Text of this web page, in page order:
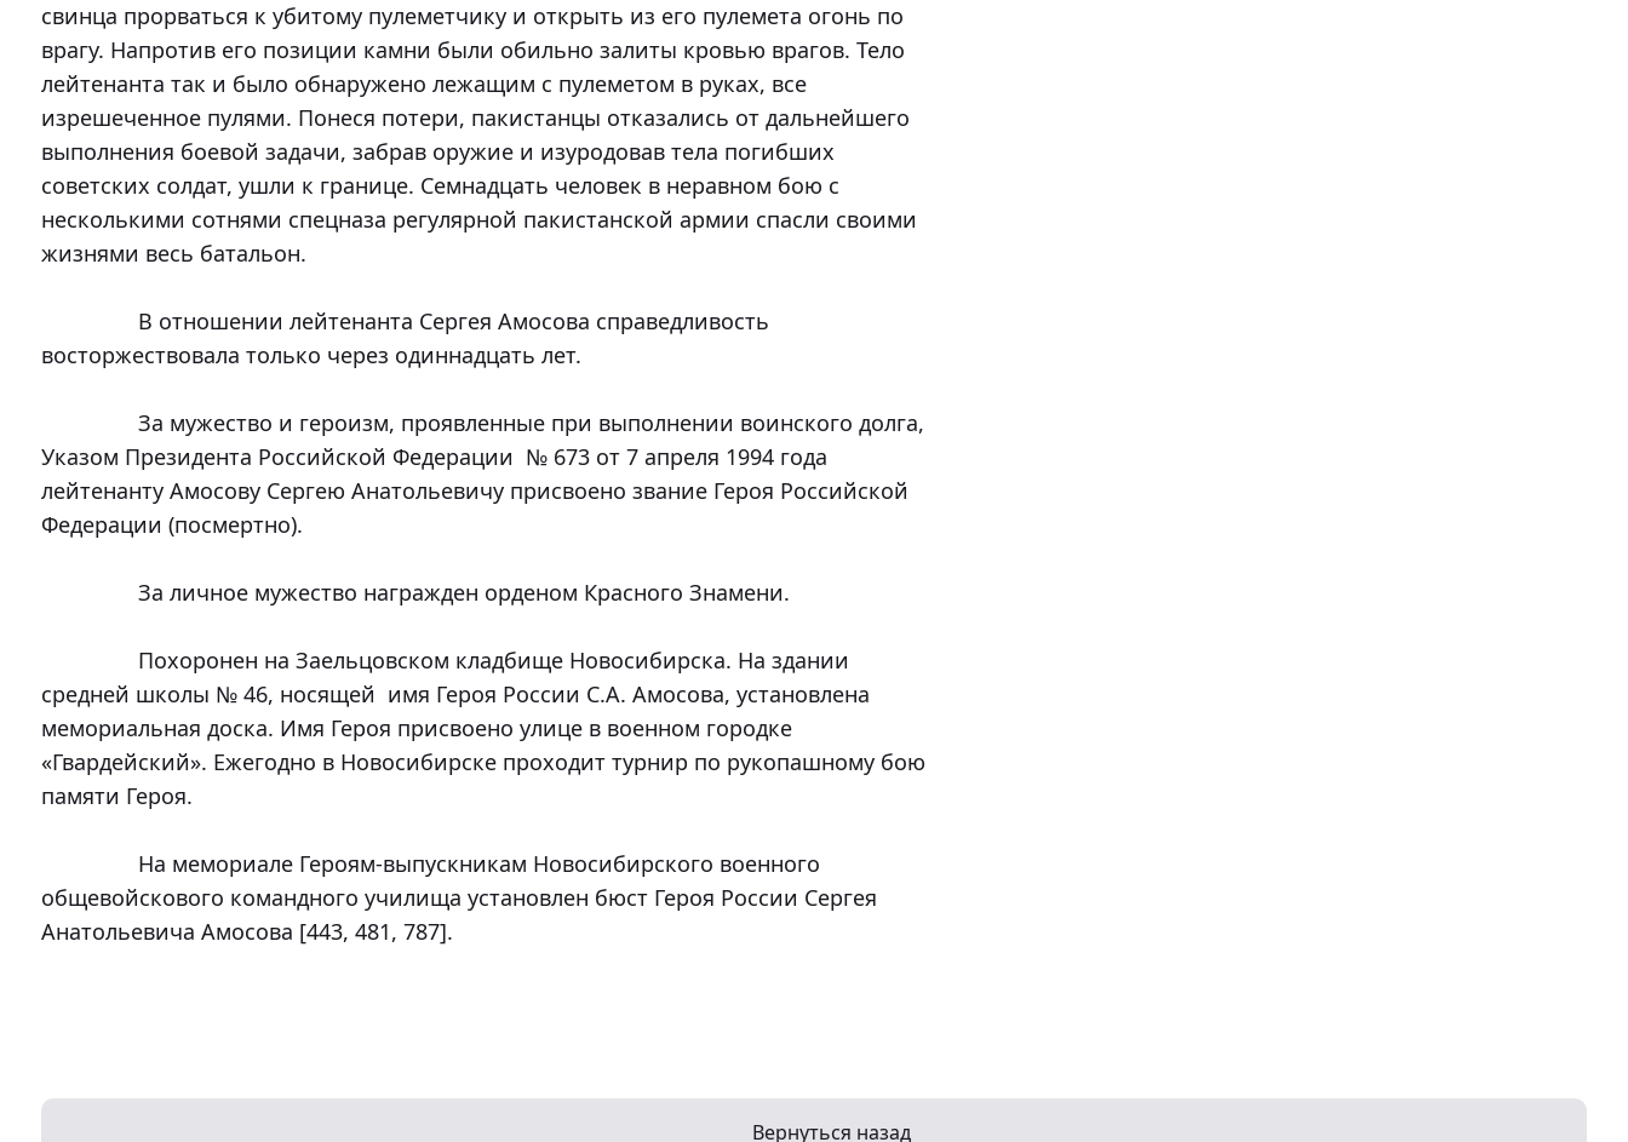
свинца прорваться к убитому пулеметчику и открыть из его пулемета огонь по
врагу. Напротив его позиции камни были обильно залиты кровью врагов. Тело
лейтенанта так и было обнаружено лежащим с пулеметом в руках, все
изрешеченное пулями. Понеся потери, пакистанцы отказались от дальнейшего
выполнения боевой задачи, забрав оружие и изуродовав тела погибших
советских солдат, ушли к границе. Семнадцать человек в неравном бою с
несколькими сотнями спецназа регулярной пакистанской армии спасли своими
жизнями весь батальон.
восторжествовала только через одиннадцать лет.
Указом Президента Российской Федерации  № 673 от 7 апреля 1994 года
лейтенанту Амосову Сергею Анатольевичу присвоено звание Героя Российской
Федерации (посмертно).
средней школы № 46, носящей  имя Героя России С.А. Амосова, установлена
мемориальная доска. Имя Героя присвоено улице в военном городке
«Гвардейский». Ежегодно в Новосибирске проходит турнир по рукопашному бою
памяти Героя.
общевойскового командного училища установлен бюст Героя России Сергея
Анатольевича Амосова [443, 481, 787].
Вернуться назад